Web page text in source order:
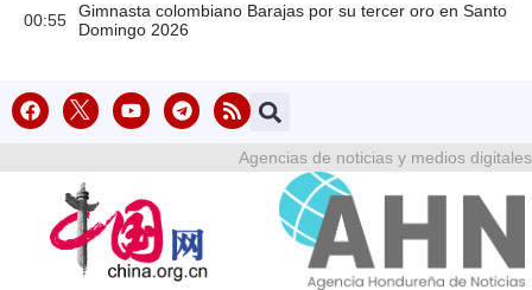
00:55
Gimnasta colombiano Barajas por su tercer oro en Santo
Domingo 2026
Agencias de noticias y medios digitales